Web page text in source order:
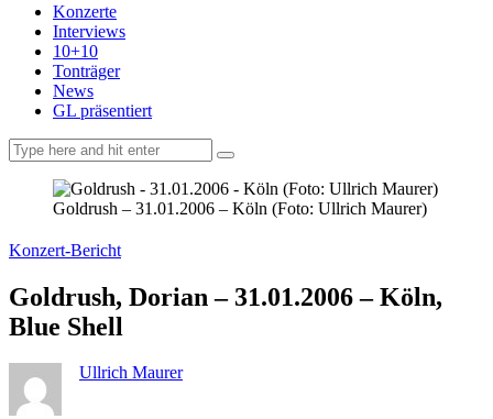
Konzerte
Interviews
10+10
Tonträger
News
GL präsentiert
Goldrush – 31.01.2006 – Köln (Foto: Ullrich Maurer)
Konzert-Bericht
Goldrush, Dorian – 31.01.2006 – Köln,
Blue Shell
Ullrich Maurer